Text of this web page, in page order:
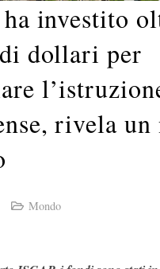
investito
dollari per
rivela un
Mondo